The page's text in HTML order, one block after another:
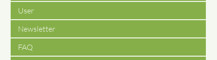
User
Newsletter
FAQ